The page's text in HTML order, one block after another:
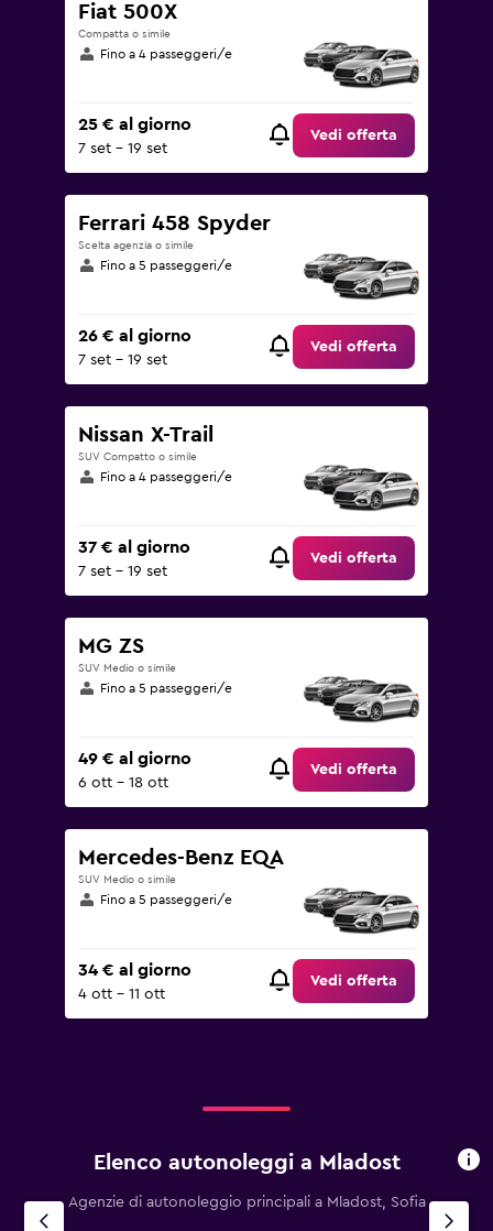
Fiat 500X
Compatta o simile
Fino a 4 passeggeri/e
25 € al giorno
7 set - 19 set
Vedi offerta
Ferrari 458 Spyder
Scelta agenzia o simile
Fino a 5 passeggeri/e
26 € al giorno
7 set - 19 set
Vedi offerta
Nissan X-Trail
SUV Compatto o simile
Fino a 4 passeggeri/e
37 € al giorno
7 set - 19 set
Vedi offerta
MG ZS
SUV Medio o simile
Fino a 5 passeggeri/e
49 € al giorno
6 ott - 18 ott
Vedi offerta
Mercedes-Benz EQA
SUV Medio o simile
Fino a 5 passeggeri/e
34 € al giorno
4 ott - 11 ott
Vedi offerta
Elenco autonoleggi a Mladost
Agenzie di autonoleggio principali a Mladost, Sofia